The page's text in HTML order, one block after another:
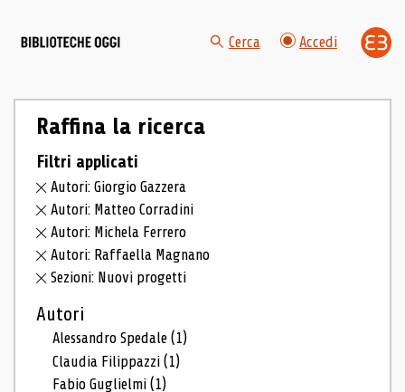
Cerca Accedi
Raffina la ricerca
Filtri applicati
Autori: Giorgio Gazzera
Autori: Matteo Corradini
Autori: Michela Ferrero
Autori: Raffaella Magnano
Sezioni: Nuovi progetti
Autori
Alessandro Spedale(1)
Claudia Filippazzi(1)
Fabio Guglielmi(1)